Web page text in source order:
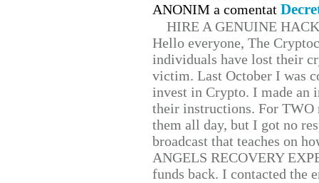
ANONIM a comentat
HIRE A GENUINE
Hello everyone, The
individuals have lost their
victim. Last October I was
invest in Crypto. I made
their instructions. For TWO
them all day, but I got no
broadcast that teaches on
ANGELS RECOVERY
funds back. I contacted the